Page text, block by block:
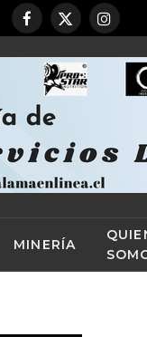
Facebook
X
MINERÍA